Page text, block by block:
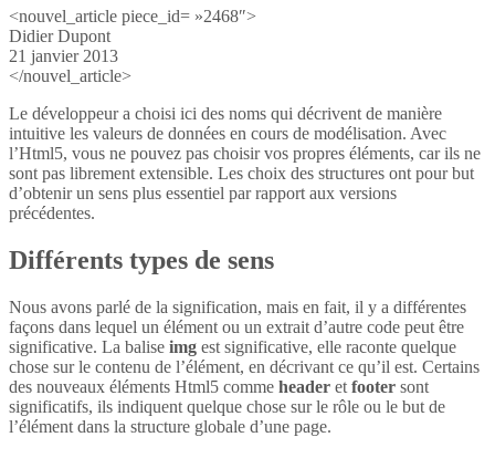
<nouvel_article piece_id= »2468″>
Didier Dupont
21 janvier 2013
</nouvel_article>
Le développeur a choisi ici des noms qui décrivent de manière
intuitive les valeurs de données en cours de modélisation. Avec
l’Html5, vous ne pouvez pas choisir vos propres éléments, car ils ne
sont pas librement extensible. Les choix des structures ont pour but
d’obtenir un sens plus essentiel par rapport aux versions
précédentes.
Différents types de sens
Nous avons parlé de la signification, mais en fait, il y a différentes
façons dans lequel un élément ou un extrait d’autre code peut être
significative. La balise img est significative, elle raconte quelque
chose sur le contenu de l’élément, en décrivant ce qu’il est. Certains
des nouveaux éléments Html5 comme header et footer sont
significatifs, ils indiquent quelque chose sur le rôle ou le but de
l’élément dans la structure globale d’une page.